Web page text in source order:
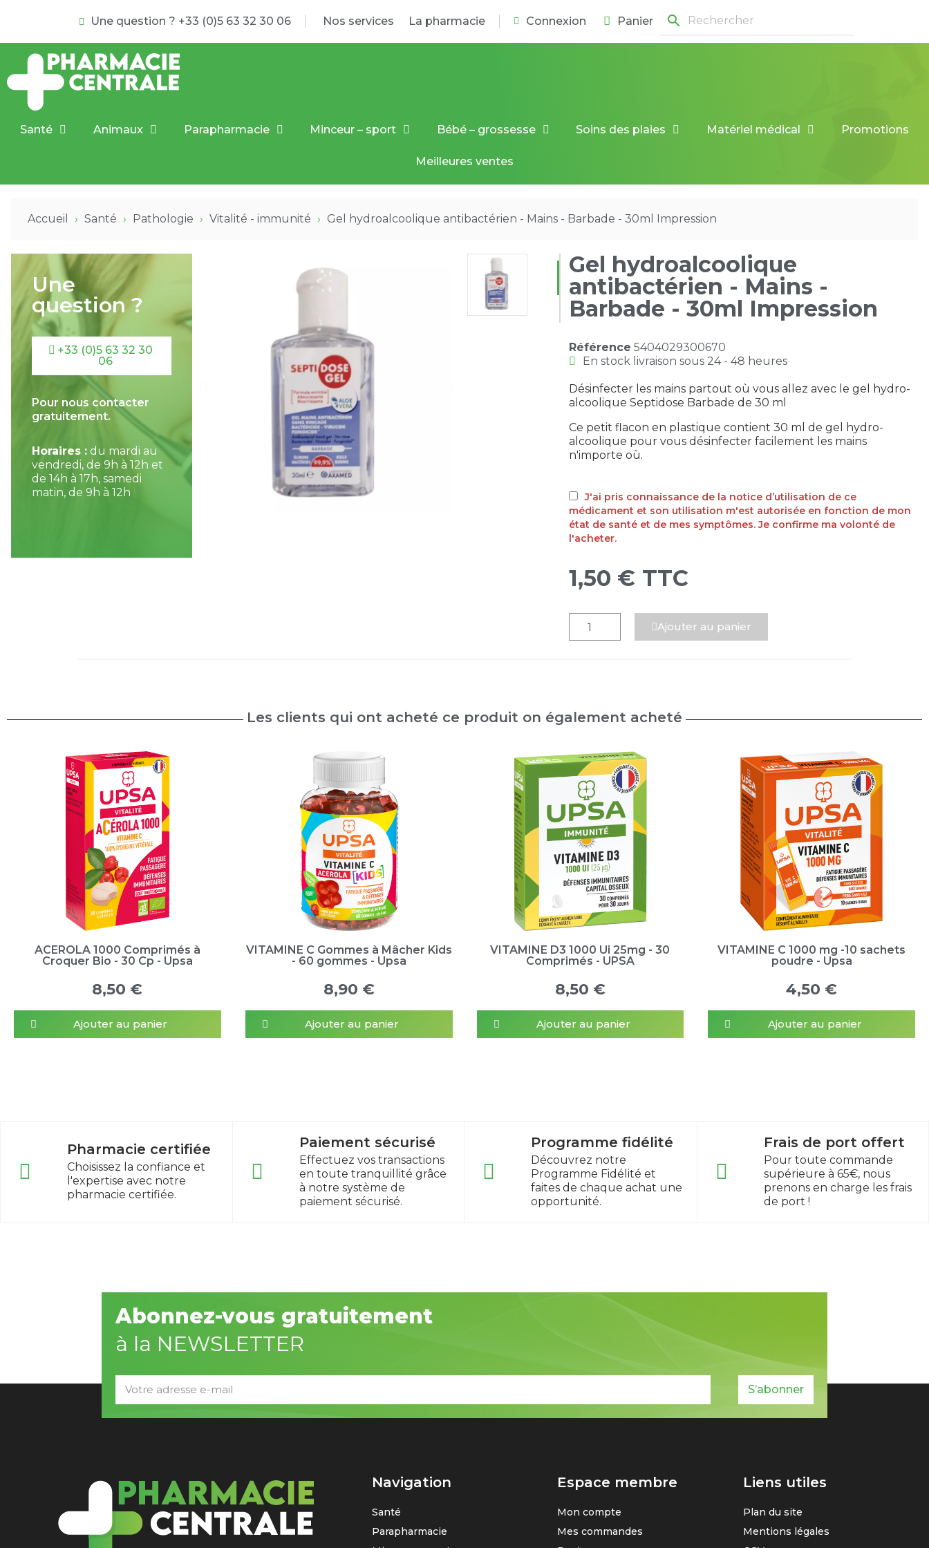
Une question ? +33 (0)5 63 32 30 06 Nos services La pharmacie Connexion Panier search
Santé Animaux Parapharmacie Minceur – sport Bébé – grossesse Soins des plaies Matériel médical Promotions
Meilleures ventes
Accueil Santé Pathologie Vitalité - immunité Gel hydroalcoolique antibactérien - Mains - Barbade - 30ml Impression
Une
question ?
+33 (0)5 63 32 30
06
Pour nous contacter
gratuitement.
Horaires : du mardi au
vendredi, de 9h à 12h et
de 14h à 17h, samedi
matin, de 9h à 12h
Gel hydroalcoolique
antibactérien - Mains -
Barbade - 30ml Impression
Référence 5404029300670
En stock livraison sous 24 - 48 heures
Désinfecter les mains partout où vous allez avec le gel hydro-
alcoolique Septidose Barbade de 30 ml
Ce petit flacon en plastique contient 30 ml de gel hydro-
alcoolique pour vous désinfecter facilement les mains
n'importe où.
J'ai pris connaissance de la notice d’utilisation de ce
médicament et son utilisation m'est autorisée en fonction de mon
état de santé et de mes symptômes. Je confirme ma volonté de
l'acheter.
1,50 € TTC
Ajouter au panier
Les clients qui ont acheté ce produit on également acheté
ACEROLA 1000 Comprimés à
Croquer Bio - 30 Cp - Upsa
8,50 €
Ajouter au panier
VITAMINE C Gommes à Mâcher Kids
- 60 gommes - Upsa
8,90 €
Ajouter au panier
VITAMINE D3 1000 Ui 25mg - 30
Comprimés - UPSA
8,50 €
Ajouter au panier
VITAMINE C 1000 mg -10 sachets
poudre - Upsa
4,50 €
Ajouter au panier
Pharmacie certifiée
Choisissez la confiance et
l'expertise avec notre
pharmacie certifiée.
Paiement sécurisé
Effectuez vos transactions
en toute tranquillité grâce
à notre système de
paiement sécurisé.
Programme fidélité
Découvrez notre
Programme Fidélité et
faites de chaque achat une
opportunité.
Frais de port offert
Pour toute commande
supérieure à 65€, nous
prenons en charge les frais
de port !
Abonnez-vous gratuitement
à la NEWSLETTER
S’abonner
Navigation
Santé
Parapharmacie
Espace membre
Mon compte
Mes commandes
Liens utiles
Plan du site
Mentions légales